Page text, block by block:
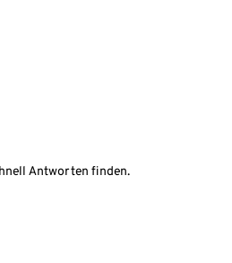
Antworten finden.